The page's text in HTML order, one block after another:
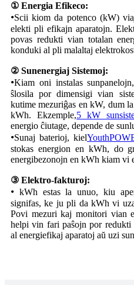
① Energia Efikeco:
•Scii kiom da potenco (kW)
elekti pli efikajn aparatojn.
povas redukti vian totalan
konduki al pli malaltaj
② Sunenergiaj Sistemoj:
•Kiam oni instalas
ŝlosila por dimensigi vian
kutime mezuriĝas en kW, dum
kWh. Ekzemple,5 kW
energio ĉiutage, depende de
•Sunaj baterioj, kiel
stokas energion en kWh, do
energibezonojn en kWh kiam vi
③ Elektro-fakturoj:
• kWh estas la unuo, kiu
signifas, ke ju pli da kWh vi
Povi mezuri kaj monitori vian
helpi vin fari paŝojn por redukti
al energiefikaj aparatoj aŭ uzi